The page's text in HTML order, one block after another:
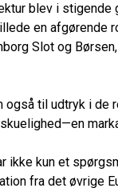
blev i
en afgørende
Slot og
også til udtryk i de
ikke kun et
fra det øvrige